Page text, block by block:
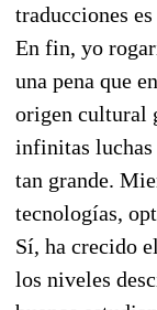
traducciones
En fin, yo
una pena que
origen cultural
infinitas luchas
tan grande.
tecnologías,
Sí, ha crecido
los niveles